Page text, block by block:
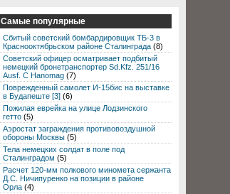
Самые популярные
Сбитый советский бомбардировщик ТБ-3 в
Краснооктябрьском районе Сталинграда (8)
Советский офицер осматривает подбитый
немецкий бронетранспортер Sd.Kfz. 251/16
Ausf. C Hanomag (7)
Поврежденный самолет И-15бис на выставке
в Будапеште [3] (6)
Пожилая еврейка на улице Лодзинского
гетто (5)
Аэростат заграждения противовоздушной
обороны Москвы (5)
Тела немецких солдат в поле под
Сталинградом (5)
Расчет 120-мм полкового миномета сержанта
Д.С. Ничипуренко на позиции в районе
Орла (4)